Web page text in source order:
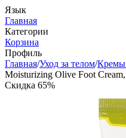
Язык
Главная
Категории
Корзина
Профиль
Главная/Уход за телом/Кремы
Moisturizing Olive Foot
Скидка 65%